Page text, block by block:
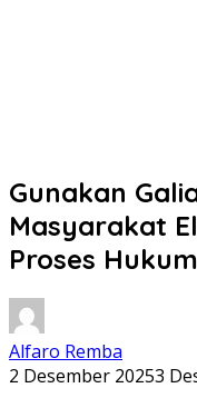
Gunakan
Masyarakat
Proses
Alfaro Remba
2 Desember 20253